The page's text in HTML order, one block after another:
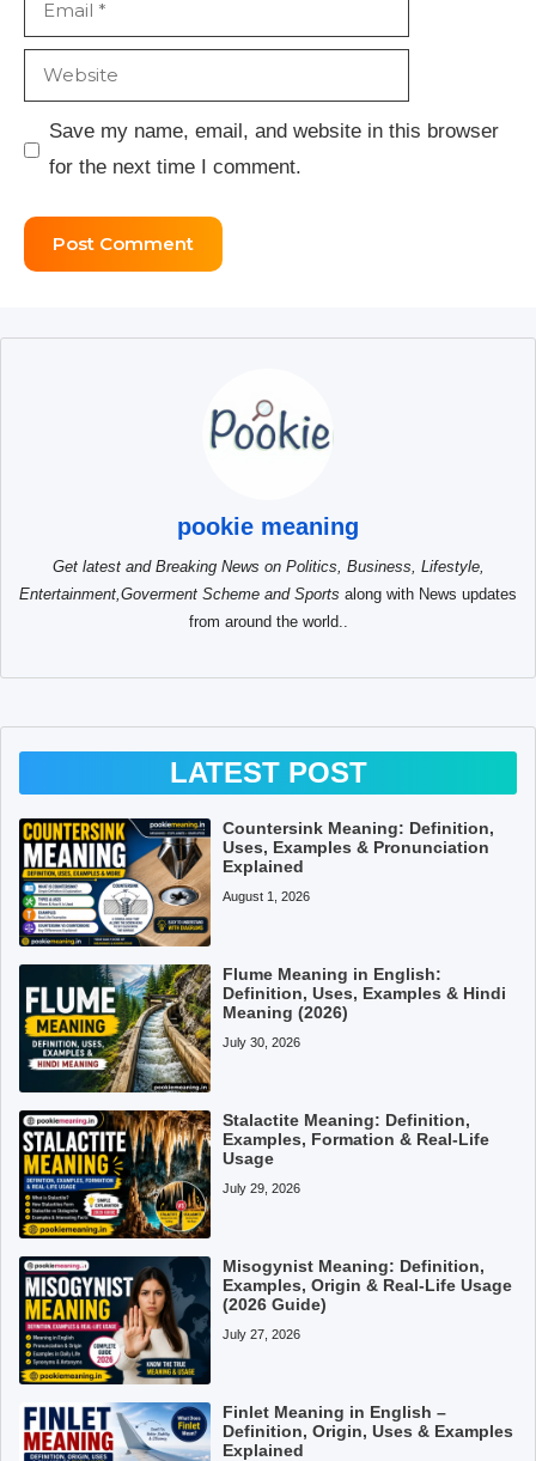
Website
Save my name, email, and website in this browser
for the next time I comment.
pookie meaning
Get latest and Breaking News on Politics, Business, Lifestyle,
Entertainment,Goverment Scheme and Sports along with News updates
from around the world..
LATEST POST
Countersink Meaning: Definition,
Uses, Examples & Pronunciation
Explained
August 1, 2026
Flume Meaning in English:
Definition, Uses, Examples & Hindi
Meaning (2026)
July 30, 2026
Stalactite Meaning: Definition,
Examples, Formation & Real-Life
Usage
July 29, 2026
Misogynist Meaning: Definition,
Examples, Origin & Real-Life Usage
(2026 Guide)
July 27, 2026
Finlet Meaning in English –
Definition, Origin, Uses & Examples
Explained